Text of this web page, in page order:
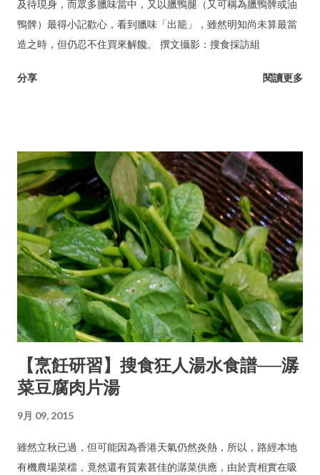
及待現身，而眾多臘味當中，又以臘鴨腿（又可稱為臘鴨髀或油
鴨髀）最得小記歡心，看到臘味「出籠」，雖然明知尚未算最當
造之時，但仍忍不住買來解饞。 撰文攝影：搜食採訪組
分享 閱讀更多
【烹飪研習】搜食狂人湯水食譜──潺
菜豆腐肉片湯
9月 09, 2015
雖然立秋已過，但可能因為香港天氣仍然炎熱，所以，路經本地
有機農場菜檔，竟然還有質素甚佳的潺菜供應，由於賣相實在吸